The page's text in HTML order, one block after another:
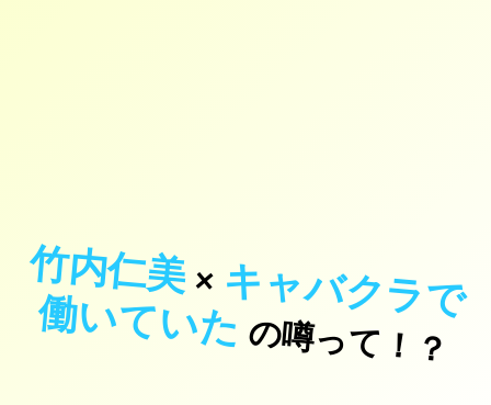
竹内仁美× キ
ャ
バ
ク
ラ
で
働い
て
い
たの噂って！？